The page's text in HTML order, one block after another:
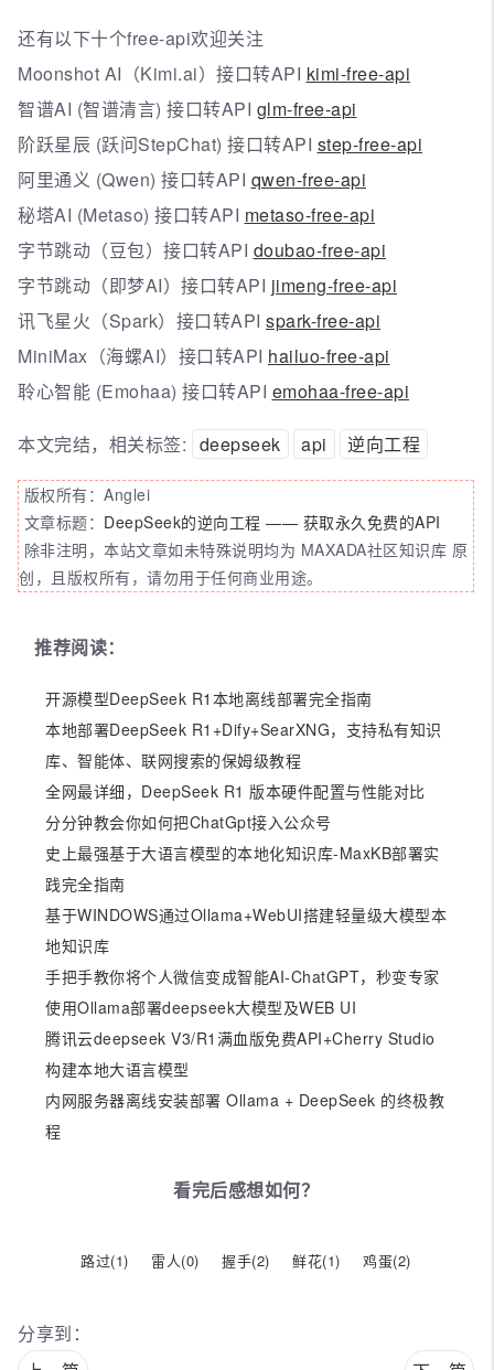
还有以下十个free-api欢迎关注
Moonshot AI（Kimi.ai）接口转API kimi-free-api
智谱AI (智谱清言) 接口转API glm-free-api
阶跃星辰 (跃问StepChat) 接口转API step-free-api
阿里通义 (Qwen) 接口转API qwen-free-api
秘塔AI (Metaso) 接口转API metaso-free-api
字节跳动（豆包）接口转API doubao-free-api
字节跳动（即梦AI）接口转API jimeng-free-api
讯飞星火（Spark）接口转API spark-free-api
MiniMax（海螺AI）接口转API hailuo-free-api
聆心智能 (Emohaa) 接口转API emohaa-free-api
本文完结，相关标签: deepseek api 逆向工程
版权所有：Anglei
文章标题： DeepSeek的逆向工程 —— 获取永久免费的API
除非注明，本站文章如未特殊说明均为 MAXADA社区知识库 原
创，且版权所有，请勿用于任何商业用途。
推荐阅读：
开源模型DeepSeek R1本地离线部署完全指南
本地部署DeepSeek R1+Dify+SearXNG，支持私有知识
库、智能体、联网搜索的保姆级教程
全网最详细，DeepSeek R1 版本硬件配置与性能对比
分分钟教会你如何把ChatGpt接入公众号
史上最强基于大语言模型的本地化知识库-MaxKB部署实
践完全指南
基于WINDOWS通过Ollama+WebUI搭建轻量级大模型本
地知识库
手把手教你将个人微信变成智能AI-ChatGPT，秒变专家
使用Ollama部署deepseek大模型及WEB UI
腾讯云deepseek V3/R1满血版免费API+Cherry Studio
构建本地大语言模型
内网服务器离线安装部署 Ollama + DeepSeek 的终极教
程
看完后感想如何？
路过(1) 雷人(0) 握手(2) 鲜花(1) 鸡蛋(2)
分享到：